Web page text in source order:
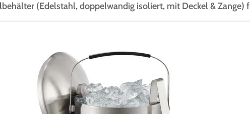
(Edelstahl, doppelwandig isoliert, mit Deckel & Zange)